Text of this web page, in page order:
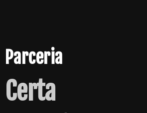
Parceria
Certa